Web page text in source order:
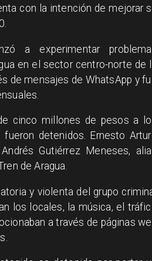
con la intención de mejorar
a experimentar
en el sector centro-norte de
de mensajes de WhatsApp y
cinco millones de pesos a
detenidos. Ernesto
Gutiérrez Meneses,
de Aragua.
y violenta del grupo
los locales, la música, el
a través de páginas